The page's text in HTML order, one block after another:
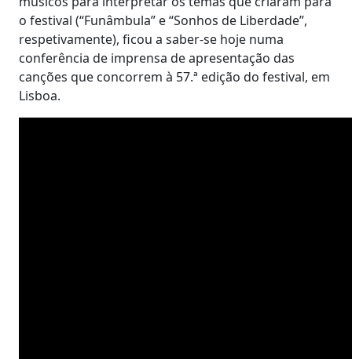
o festival (“Funâmbula” e “Sonhos de Liberdade”,
respetivamente), ficou a saber-se hoje numa
conferência de imprensa de apresentação das
canções que concorrem à 57.ª edição do festival, em
Lisboa.